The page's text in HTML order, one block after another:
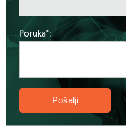
Poruka*: